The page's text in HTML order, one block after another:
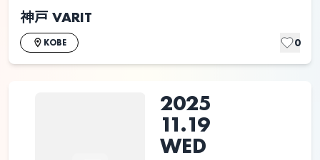
神戸 VARIT
KOBE 0
2025
11.19
WED